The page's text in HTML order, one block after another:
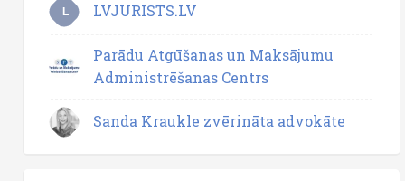
L LVJURISTS.LV
Parādu Atgūšanas un Maksājumu
Administrēšanas Centrs
Sanda Kraukle zvērināta advokāte